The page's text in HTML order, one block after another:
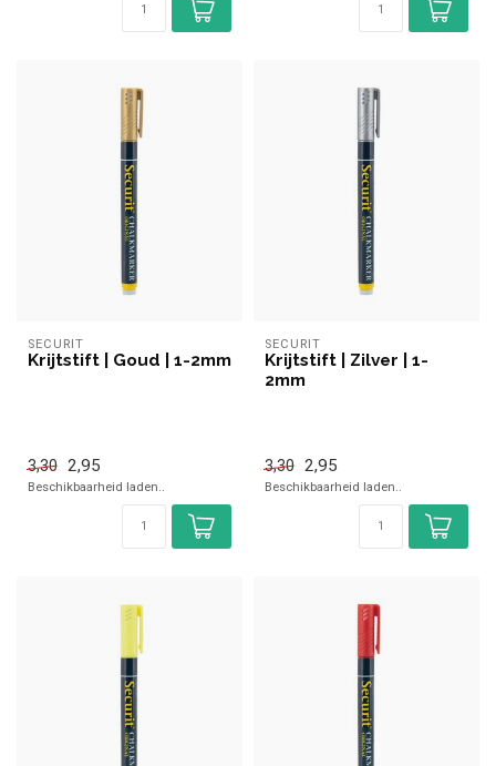
SECURIT
Krijtstift | Goud | 1-2mm
3,30 2,95
Beschikbaarheid laden..
SECURIT
Krijtstift | Zilver | 1-
2mm
3,30 2,95
Beschikbaarheid laden..